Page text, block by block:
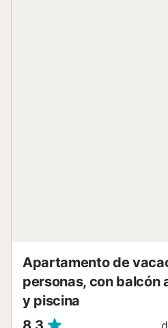
Apartamento de
personas, con balcón
y piscina